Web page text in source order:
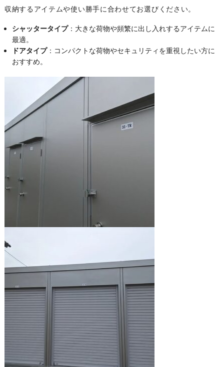
収納するアイテムや使い勝手に合わせてお選びください。
シャッタータイプ：大きな荷物や頻繁に出し入れするアイテムに
最適。
ドアタイプ：コンパクトな荷物やセキュリティを重視したい方に
おすすめ。